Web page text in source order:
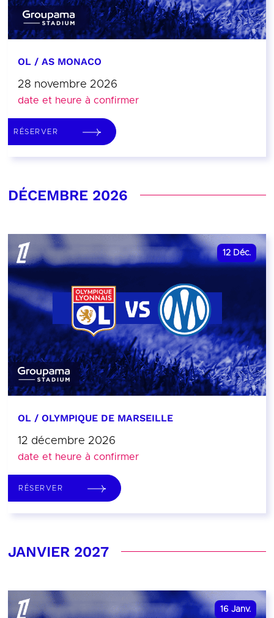
OL / AS MONACO
28 novembre 2026
date et heure à confirmer
RÉSERVER
DÉCEMBRE 2026
12 Déc.
OL / OLYMPIQUE DE MARSEILLE
12 décembre 2026
date et heure à confirmer
RÉSERVER
JANVIER 2027
16 Janv.